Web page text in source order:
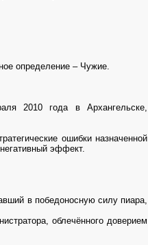
определение – Чужие.
2010 года в Архангельске,
ошибки назначенной
эффект.
в победоносную силу пиара,
облечённого доверием